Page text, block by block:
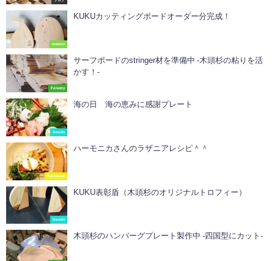
Interior
KUKUカッティングボードオーダー分完成！
Forestry
サーフボードのstringer材を準備中 -木頭杉の粘りを活
かす！-
Goods
海の日 海の恵みに感謝プレート
Tableware
ハーモニカさんのラザニアレシピ＾＾
Goods
KUKU表彰盾（木頭杉のオリジナルトロフィー）
木頭杉のハンバーグプレート製作中 -四国型にカット-